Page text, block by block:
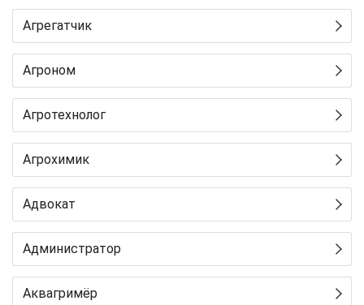
Агрегатчик
Агроном
Агротехнолог
Агрохимик
Адвокат
Администратор
Аквагримёр